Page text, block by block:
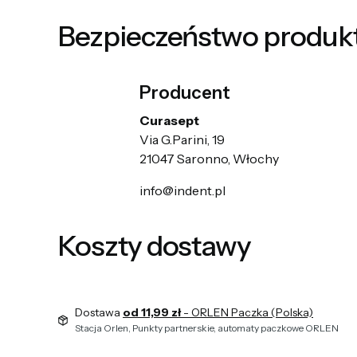
Bezpieczeństwo
Producent
Curasept
Via G.Parini, 19
21047 Saronno, Włochy
info@indent.pl
Koszty dostawy
Dostawa od 11,99 zł- ORLEN Paczka (Polska)
Stacja Orlen, Punkty partnerskie, automaty paczkowe ORLEN